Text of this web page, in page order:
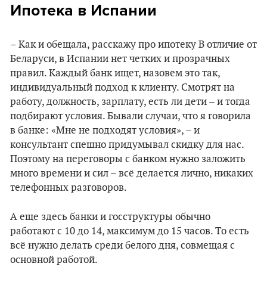
Ипотека в Испании
– Как и обещала, расскажу про ипотеку В отличие от
Беларуси, в Испании нет четких и прозрачных
правил. Каждый банк ищет, назовем это так,
индивидуальный подход к клиенту. Смотрят на
работу, должность, зарплату, есть ли дети – и тогда
подбирают условия. Бывали случаи, что я говорила
в банке: «Мне не подходят условия», – и
консультант спешно придумывал скидку для нас.
Поэтому на переговоры с банком нужно заложить
много времени и сил – всё делается лично, никаких
телефонных разговоров.
А еще здесь банки и госструктуры обычно
работают с 10 до 14, максимум до 15 часов. То есть
всё нужно делать среди белого дня, совмещая с
основной работой.